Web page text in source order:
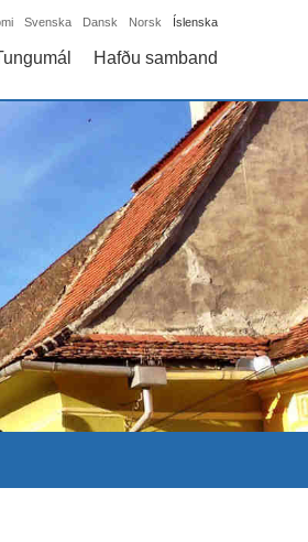
Svenska Dansk Norsk Íslenska
Hafðu samband